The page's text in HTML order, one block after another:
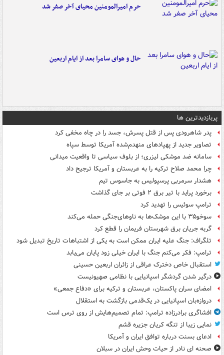
حرم امیرالمومنین محیای آخر صفر شد
حال و هوای سامرا بعد از ایام اربعین
پربازدیدترین ها
پدر شاهرودی پس از قتل پسرش، جسد را در چاه مخفی کرد
تصاویر جدید از پهپادهای منهدم‌شده آمریکا توسط سپاه
سامانه ضد موشکی لیزری؛ از بلوف سیاسی تا واقعیت میدانی
چرا محمد صلاح ترکیه را به عربستان و آمریکا ترجیح داد
هشدار سرمربی پرسپولیس به جاسوس تیم
برخورد پراید با تیر برق ۲ فوتی بر جای گذاشت
ترامپ سوئیس را تهدید کرد
سوخو۳۵ با این موشک‌ها به ناوهای‌جنگی حمله می‌کند
گربه جریان برق شهرستان فریمان را قطع کرد
تلگراف: جنگ علیه ایران ممکن است به یکی از اشتباهات تاریخ تبدیل شود
ترامپ: فکر می‌کنم جنگ با ایران خیلی زود پایان می‌یابد
استقبال خاص دخترک عراقی از زائران اربعین حسینی
درگیر شدن گردشگر اسپانیایی با نظامی صهیونیست
امضای سران پاکستان، عربستان و ترکیه برای «دفاع جمعی»
دروازه‌بان اسپانیایی در یک‌قدمی بازگشت به استقلال
افشاگری برادرزاده ترامپ: تمام تصمیم‌هایش از روی ترس است
نمایی زیبا از تنگه کریان جزیره قشم
ادعای بسنت درباره توافق ایران و آمریکا
صحنه ای نادر از حیات وحش ایران در سبلان